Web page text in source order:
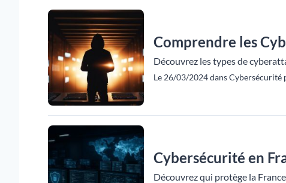
Comprendre les
Découvrez les types de
Le 26/03/2024 dans Cybersécurité
Cybersécurité en
Découvrez qui protège la